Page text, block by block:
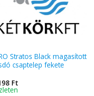
Stratos Black magasított
csaptelep fekete
Ft